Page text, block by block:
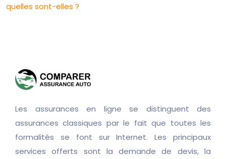
quelles sont-elles ?
Les assurances en ligne se distinguent des
assurances classiques par le fait que toutes les
formalités se font sur Internet. Les principaux
services offerts sont la demande de devis, la